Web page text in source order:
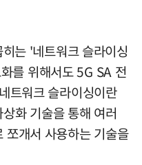
는 '네트워크 슬라이싱
를 위해서도 5G SA 전
트워크 슬라이싱이란
화 기술을 통해 여러
쪼개서 사용하는 기술을